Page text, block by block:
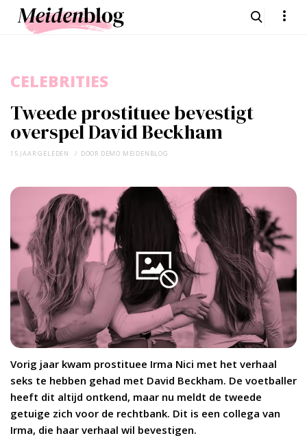
Tweede prostituee bevestigt
overspel David Beckham
CELEBRITIES
15 JAAR GELEDEN DOOR DEMO MEIDENBLOG
Vorig jaar kwam prostituee Irma Nici met het verhaal
seks te hebben gehad met David Beckham. De voetballer
heeft dit altijd ontkend, maar nu meldt de tweede
getuige zich voor de rechtbank. Dit is een collega van
Irma, die haar verhaal wil bevestigen.